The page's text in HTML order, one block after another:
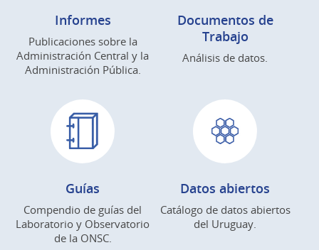
Informes
Publicaciones sobre la
Administración Central y la
Administración Pública.
Documentos de
Trabajo
Análisis de datos.
Guías
Compendio de guías del
Laboratorio y Observatorio
de la ONSC.
Datos abiertos
Catálogo de datos abiertos
del Uruguay.